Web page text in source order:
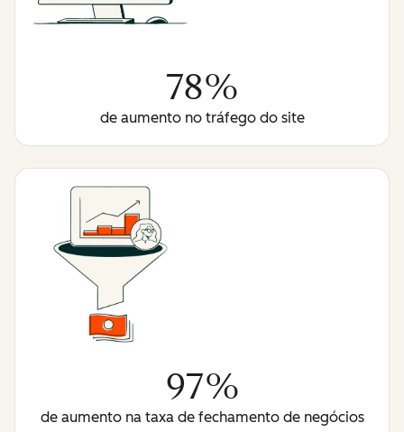
78%
de aumento no tráfego do site
97%
de aumento na taxa de fechamento de negócios